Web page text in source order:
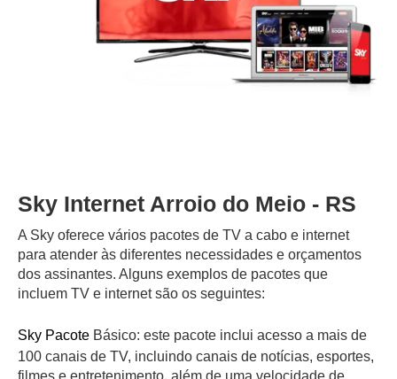
Sky Internet Arroio do Meio - RS
A Sky oferece vários pacotes de TV a cabo e internet
para atender às diferentes necessidades e orçamentos
dos assinantes. Alguns exemplos de pacotes que
incluem TV e internet são os seguintes:
Sky Pacote Básico: este pacote inclui acesso a mais de
100 canais de TV, incluindo canais de notícias, esportes,
filmes e entretenimento, além de uma velocidade de